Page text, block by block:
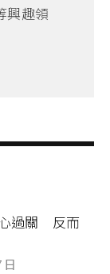
興趣領
過關 反而
日